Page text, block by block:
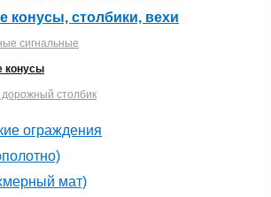
конусы, столбики, вехи
сигнальные
конусы
столбик
ограждения
мат)